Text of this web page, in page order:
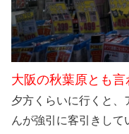
大阪の秋葉原とも言
夕方くらいに行くと、
んが強引に客引きして